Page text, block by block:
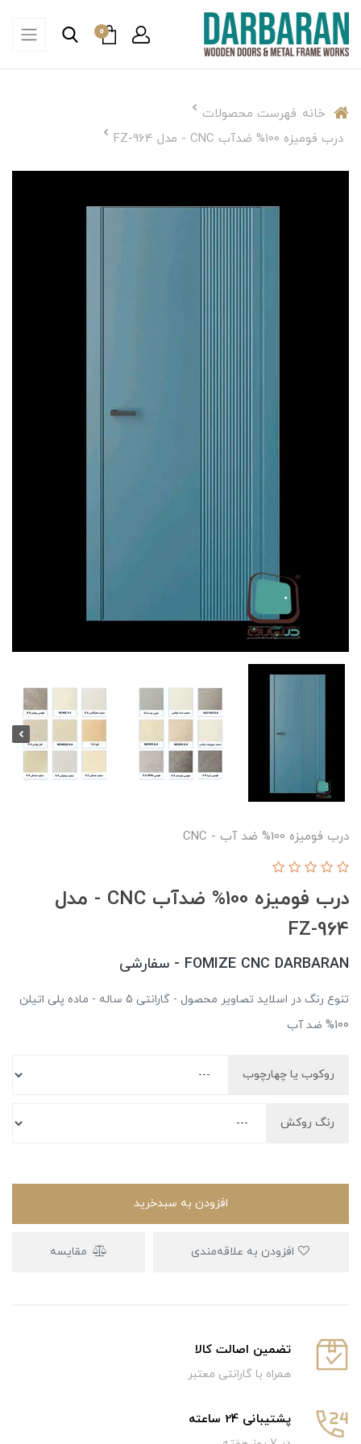
0
خانه فهرست محصولات
درب فومیزه 100% ضدآب CNC - مدل FZ-964
درب فومیزه 100% ضد آب - CNC
درب فومیزه 100% ضدآب CNC - مدل
FZ-964
FOMIZE CNC DARBARAN - سفارشی
تنوع رنگ در اسلاید تصاویر محصول - گارانتی 5 ساله - ماده پلی اتیلن
100% ضد آب
روکوب یا چهارچوب
رنگ روکش
افزودن به سبدخرید
مقایسه
تضمین اصالت کالا
همراه با گارانتی معتبر
پشتیبانی 24 ساعته